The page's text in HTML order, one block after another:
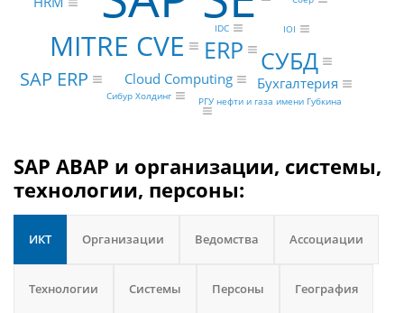
MITRE CVE ERP СУБД
SAP ERP Cloud Computing Бухгалтерия
IDC IOI
Сибур Холдинг РГУ нефти и газа имени Губкина
SAP ABAP и организации, системы,
технологии, персоны:
ИКТ Организации Ведомства Ассоциации
Технологии Системы Персоны География